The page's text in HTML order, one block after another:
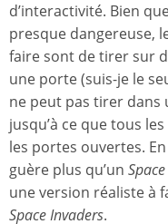
d’interactivité. Bien
presque dangereuse,
faire sont de tirer sur
une porte (suis-je le
ne peut pas tirer dans
jusqu’à ce que tous
les portes ouvertes.
guère plus qu’un
une version réaliste à
Space Invaders.